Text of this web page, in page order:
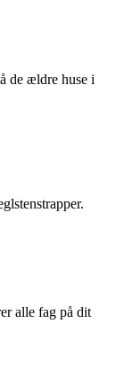
de ældre huse i
alle fag på dit